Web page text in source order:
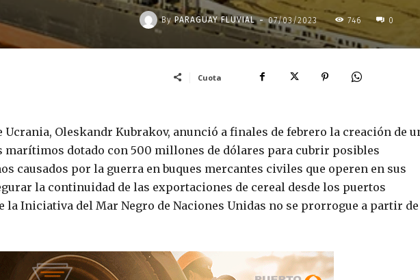
By PARAGUAY FLUVIAL - 07/03/2023 746 0
Cuota
Oleskandr Kubrakov, anunció a finales de febrero la creación de
marítimos dotado con 500 millones de dólares para cubrir posibles
causados por la guerra en buques mercantes civiles que operen en sus
la continuidad de las exportaciones de cereal desde los puertos
la Iniciativa del Mar Negro de Naciones Unidas no se prorrogue a partir de